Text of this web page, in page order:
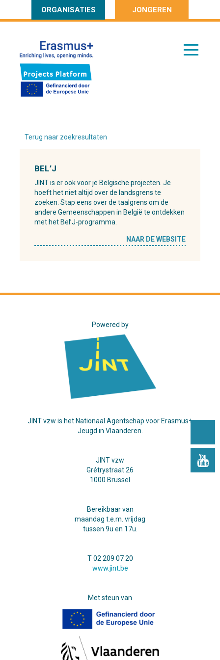
ORGANISATIES JONGEREN
Terug naar zoekresultaten
BEL’J
JINT is er ook voor je Belgische projecten. Je
hoeft het niet altijd over de landsgrens te
zoeken. Stap eens over de taalgrens om de
andere Gemeenschappen in België te ontdekken
met het Bel’J-programma.
NAAR DE WEBSITE
Powered by
JINT vzw is het Nationaal Agentschap voor Erasmus+
Jeugd in Vlaanderen.
JINT vzw
Grétrystraat 26
1000 Brussel
Bereikbaar van
maandag t.e.m. vrijdag
tussen 9u en 17u.
T 02 209 07 20
www.jint.be
Met steun van